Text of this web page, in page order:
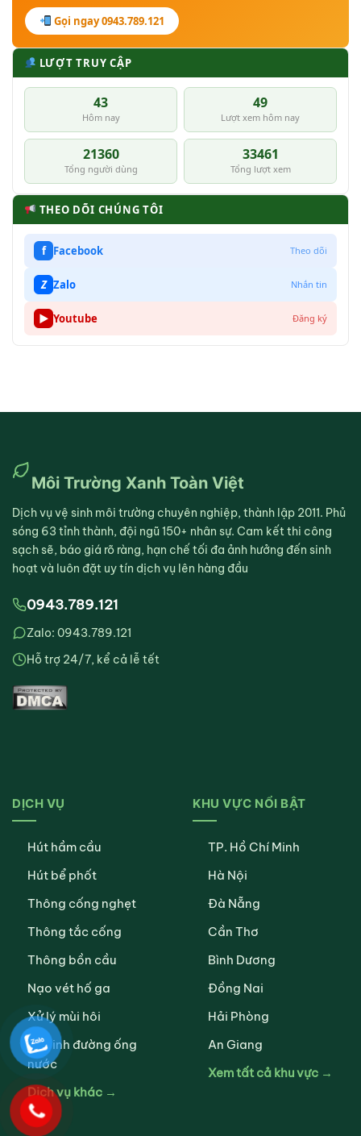
Gọi ngay 0943.789.121
LƯỢT TRUY CẬP
43
Hôm nay
49
Lượt xem hôm nay
21360
Tổng người dùng
33461
Tổng lượt xem
THEO DÕI CHÚNG TÔI
f Facebook Theo dõi
Z Zalo Nhắn tin
▶ Youtube Đăng ký
Môi Trường Xanh Toàn Việt
Dịch vụ vệ sinh môi trường chuyên nghiệp, thành lập 2011. Phủ
sóng 63 tỉnh thành, đội ngũ 150+ nhân sự. Cam kết thi công
sạch sẽ, báo giá rõ ràng, hạn chế tối đa ảnh hưởng đến sinh
hoạt và luôn đặt uy tín dịch vụ lên hàng đầu
0943.789.121
Zalo: 0943.789.121
Hỗ trợ 24/7, kể cả lễ tết
DỊCH VỤ
Hút hầm cầu
Hút bể phốt
Thông cống nghẹt
Thông tắc cống
Thông bồn cầu
Nạo vét hố ga
Xử lý mùi hôi
Vệ sinh đường ống
nước
Dịch vụ khác →
KHU VỰC NỔI BẬT
TP. Hồ Chí Minh
Hà Nội
Đà Nẵng
Cần Thơ
Bình Dương
Đồng Nai
Hải Phòng
An Giang
Xem tất cả khu vực →